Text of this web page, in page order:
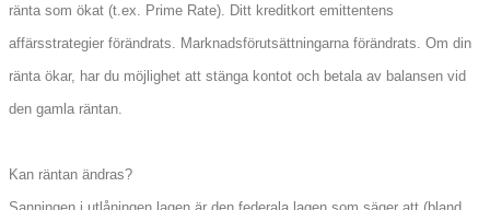
ränta som ökat (t.ex. Prime Rate). Ditt kreditkort emittentens
affärsstrategier förändrats. Marknadsförutsättningarna förändrats. Om din
ränta ökar, har du möjlighet att stänga kontot och betala av balansen vid
den gamla räntan.
Kan räntan ändras?